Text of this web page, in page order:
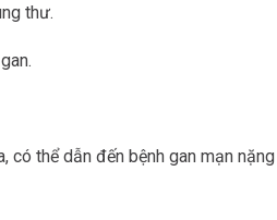
thư.
thể dẫn đến bệnh gan mạn